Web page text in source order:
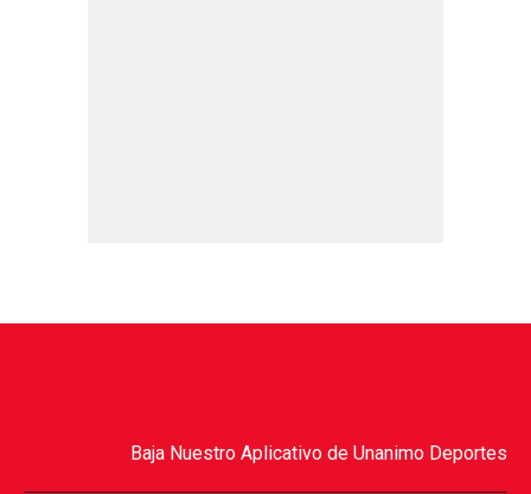
Baja Nuestro Aplicativo de Unanimo Deportes